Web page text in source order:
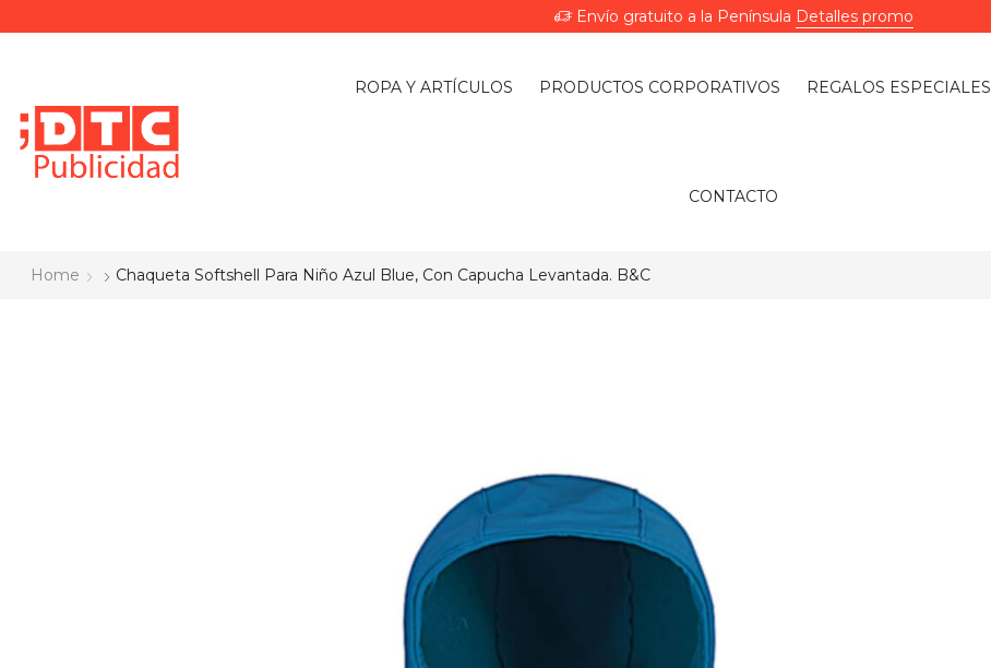
Envío gratuito a la Península Detalles promo
ROPA Y ARTÍCULOS PRODUCTOS CORPORATIVOS REGALOS ESPECIALES
CONTACTO
Home Chaqueta Softshell Para Niño Azul Blue, Con Capucha Levantada. B&C